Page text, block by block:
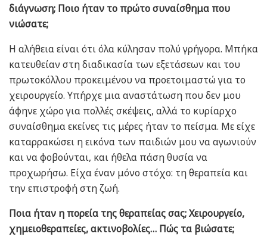
διάγνωση; Ποιο ήταν το πρώτο συναίσθημα που
νιώσατε;
Η αλήθεια είναι ότι όλα κύλησαν πολύ γρήγορα. Μπήκα
κατευθείαν στη διαδικασία των εξετάσεων και του
πρωτοκόλλου προκειμένου να προετοιμαστώ για το
χειρουργείο. Υπήρχε μια αναστάτωση που δεν μου
άφηνε χώρο για πολλές σκέψεις, αλλά το κυρίαρχο
συναίσθημα εκείνες τις μέρες ήταν το πείσμα. Με είχε
καταρρακώσει η εικόνα των παιδιών μου να αγωνιούν
και να φοβούνται, και ήθελα πάση θυσία να
προχωρήσω. Είχα έναν μόνο στόχο: τη θεραπεία και
την επιστροφή στη ζωή.
Ποια ήταν η πορεία της θεραπείας σας; Χειρουργείο,
χημειοθεραπείες, ακτινοβολίες… Πώς τα βιώσατε;